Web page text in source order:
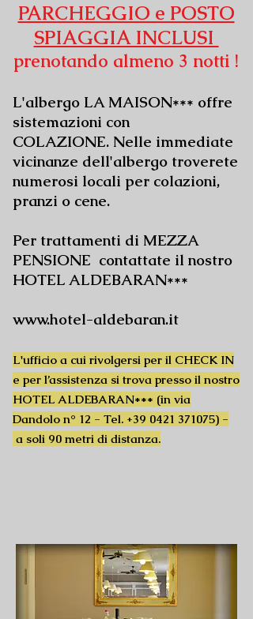
PARCHEGGIO e POSTO
SPIAGGIA INCLUSI
prenotando almeno 3 notti !
L'albergo LA MAISON*** offre
sistemazioni con
COLAZIONE. Nelle immediate
vicinanze dell'albergo troverete
numerosi locali per colazioni,
pranzi o cene.
Per trattamenti di MEZZA
PENSIONE contattate il nostro
HOTEL ALDEBARAN***
www.hotel-aldebaran.it
L'ufficio a cui rivolgersi per il CHECK IN
e per l’assistenza si trova presso il nostro
HOTEL ALDEBARAN*** (in via
Dandolo n° 12 - Tel. +39 0421 371075) -
a soli 90 metri di distanza.